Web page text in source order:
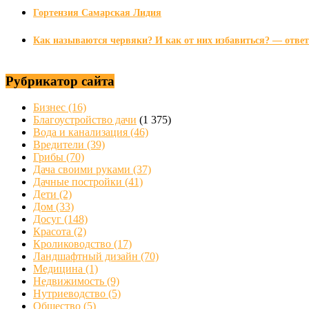
Гортензия Самарская Лидия
Как называются червяки? И как от них избавиться? —
Рубрикатор сайта
Бизнес (16)
Благоустройство дачи (1 375)
Вода и канализация (46)
Вредители (39)
Грибы (70)
Дача своими руками (37)
Дачные постройки (41)
Дети (2)
Дом (33)
Досуг (148)
Красота (2)
Кролиководство (17)
Ландшафтный дизайн (70)
Медицина (1)
Недвижимость (9)
Нутриеводство (5)
Общество (5)